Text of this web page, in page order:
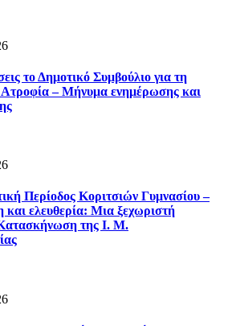
το Δημοτικό Συμβούλιο για τη
– Μήνυμα ενημέρωσης και
Περίοδος Κοριτσιών Γυμνασίου –
ελευθερία: Μια ξεχωριστή
της Ι. Μ.